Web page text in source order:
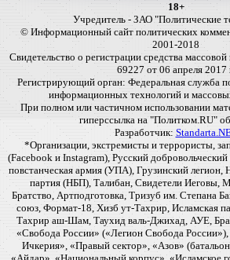
18+
Учредитель - ЗАО "Политические
© Информационный сайт политических
2001-2018
Свидетельство о регистрации средства
69227 от 06 апреля 2017
Регистрирующий орган: Федеральная служба
информационных технологий и
При полном или частичном использовании
гиперссылка на "Политком.RU"
Разработчик:
*Организации, экстремисты и террористы,
(Facebook и Instagram), Русский
повстанческая армия (УПА), Грузинский легион,
партия (НБП), Талибан, Свидетели Иеговы,
Братство, Артподготовка, Тризуб им. Степана
союз, Формат-18, Хизб ут-Тахрир, Исламская
Тахрир аш-Шам, Таухид валь-Джихад, АУЕ,
«Свобода России» («Легион Свобода России»),
Ичкерия», «Правый сектор», «Азов»